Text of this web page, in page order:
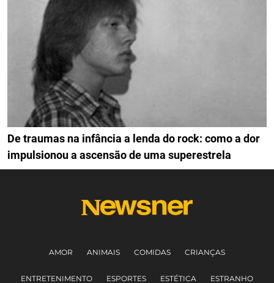
De traumas na infância a lenda do rock: como a dor
impulsionou a ascensão de uma superestrela
AMOR ANIMAIS COMIDAS CRIANÇAS
ENTRETENIMENTO ESPORTES ESTÉTICA ESTRANHO